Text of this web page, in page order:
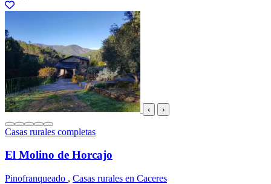
‹ ›
Casas rurales completas
El Molino de Horcajo
Pinofranqueado , Casas rurales en Caceres